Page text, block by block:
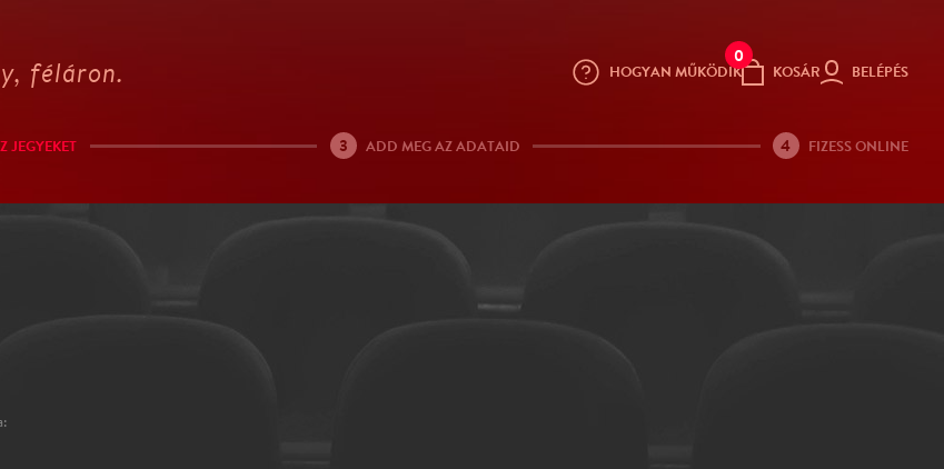
féláron. HOGYAN MŰKÖDIK
0
KOSÁR BELÉPÉS
JEGYEKET 3 ADD MEG AZ ADATAID 4 FIZESS ONLINE